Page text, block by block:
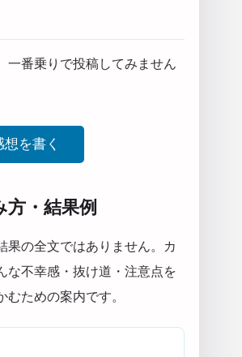
一番乗りで投稿してみません
想を書く
方・結果例
果の全文ではありません。カ
な不幸感・抜け道・注意点を
ための案内です。